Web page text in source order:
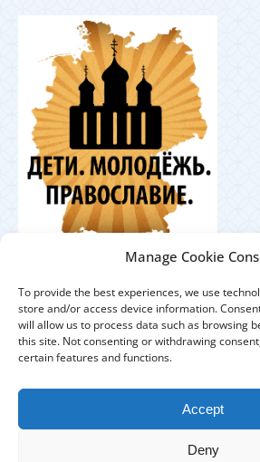
Manage Cookie
To provide the best experiences, we use
store and/or access device information.
will allow us to process data such as browsing
this site. Not consenting or withdrawing
certain features and functions.
Accept
Deny
центр по работе с православной
Германии